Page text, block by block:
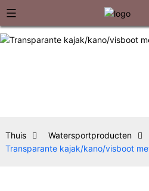
Thuis Watersportproducten
Transparante kajak/kano/visboot